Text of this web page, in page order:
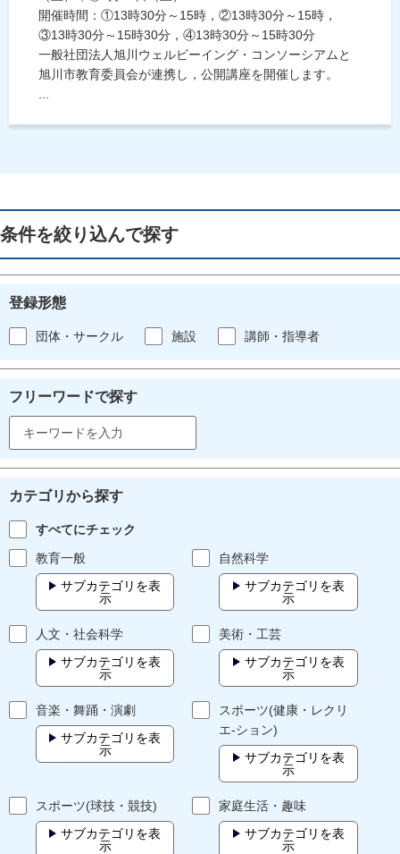
開催時間：①13時30分～15時，②13時30分～15時，
③13時30分～15時30分，④13時30分～15時30分
一般社団法人旭川ウェルビーイング・コンソーシアムと
旭川市教育委員会が連携し，公開講座を開催します。
...
条件を絞り込んで探す
登録形態
団体・サークル 施設 講師・指導者
フリーワードで探す
カテゴリから探す
すべてにチェック
教育一般
サブカテゴリを表
示
自然科学
サブカテゴリを表
示
人文・社会科学
サブカテゴリを表
示
美術・工芸
サブカテゴリを表
示
音楽・舞踊・演劇
サブカテゴリを表
示
スポーツ(健康・レクリ
エ-ション)
サブカテゴリを表
示
スポーツ(球技・競技)
サブカテゴリを表
示
家庭生活・趣味
サブカテゴリを表
示